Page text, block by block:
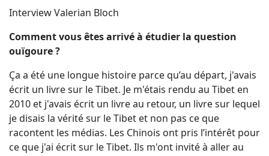
Interview Valerian Bloch
Comment vous êtes arrivé à étudier la question
ouïgoure ?
Ça a été une longue histoire parce qu’au départ, j'avais
écrit un livre sur le Tibet. Je m'étais rendu au Tibet en
2010 et j'avais écrit un livre au retour, un livre sur lequel
je disais la vérité sur le Tibet et non pas ce que
racontent les médias. Les Chinois ont pris l’intérêt pour
ce que j'ai écrit sur le Tibet. Ils m'ont invité à aller au